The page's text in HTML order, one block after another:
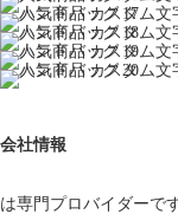
会社情報
は専門プロバイダーで